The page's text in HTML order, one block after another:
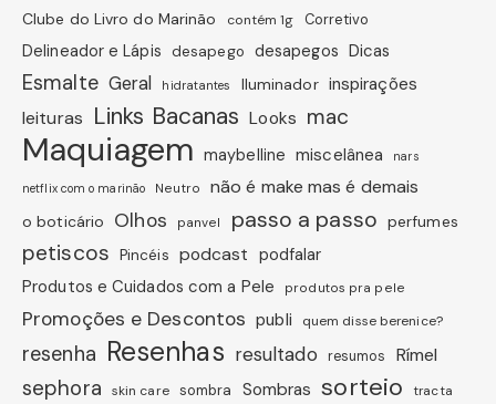
Clube do Livro do Marinão contém 1g Corretivo
Delineador e Lápis desapego desapegos Dicas
Esmalte Geral hidratantes Iluminador inspirações
leituras Links Bacanas Looks mac
Maquiagem maybelline miscelânea nars
netflix com o marinão Neutro não é make mas é demais
o boticário Olhos panvel passo a passo perfumes
petiscos Pincéis podcast podfalar
Produtos e Cuidados com a Pele
produtos pra pele
Promoções e Descontos publi quem disse berenice?
resenha Resenhas resultado resumos Rímel
sephora skin care sombra Sombras sorteio tracta